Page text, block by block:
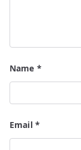
Name *
Email *